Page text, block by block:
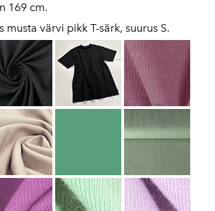
169 cm.
musta värvi pikk T-särk, suurus S.